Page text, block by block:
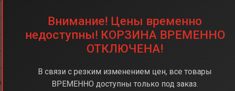
Apple M4
16 ГБ
black (Черный космос)
Внимание! Цены временно
недоступны! КОРЗИНА ВРЕМЕННО
ОТКЛЮЧЕНА!
В связи с резким изменением цен, все товары
ВРЕМЕННО доступны только под заказ.